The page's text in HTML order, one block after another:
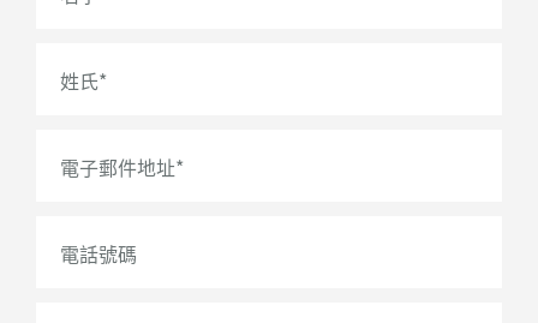
姓氏*
電子郵件地址*
電話號碼